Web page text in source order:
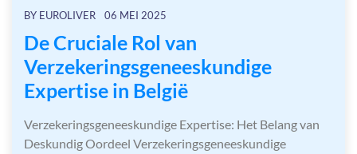
BY EUROLIVER 06 MEI 2025
De Cruciale Rol van
Verzekeringsgeneeskundige
Expertise in België
Verzekeringsgeneeskundige Expertise: Het Belang van
Deskundig Oordeel Verzekeringsgeneeskundige